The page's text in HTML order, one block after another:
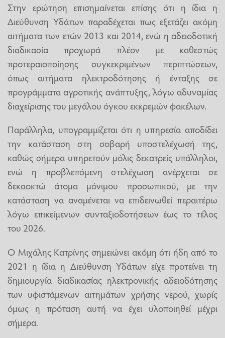
Στην ερώτηση επισημαίνεται επίσης ότι η ίδια η
Διεύθυνση Υδάτων παραδέχεται πως εξετάζει ακόμη
αιτήματα των ετών 2013 και 2014, ενώ η αδειοδοτική
διαδικασία προχωρά πλέον με καθεστώς
προτεραιοποίησης συγκεκριμένων περιπτώσεων,
όπως αιτήματα ηλεκτροδότησης ή ένταξης σε
προγράμματα αγροτικής ανάπτυξης, λόγω αδυναμίας
διαχείρισης του μεγάλου όγκου εκκρεμών φακέλων.
Παράλληλα, υπογραμμίζεται ότι η υπηρεσία αποδίδει
την κατάσταση στη σοβαρή υποστελέχωσή της,
καθώς σήμερα υπηρετούν μόλις δεκατρείς υπάλληλοι,
ενώ η προβλεπόμενη στελέχωση ανέρχεται σε
δεκαοκτώ άτομα μόνιμου προσωπικού, με την
κατάσταση να αναμένεται να επιδεινωθεί περαιτέρω
λόγω επικείμενων συνταξιοδοτήσεων έως το τέλος
του 2026.
Ο Μιχάλης Κατρίνης σημειώνει ακόμη ότι ήδη από το
2021 η ίδια η Διεύθυνση Υδάτων είχε προτείνει τη
δημιουργία διαδικασίας ηλεκτρονικής αδειοδότησης
των υφιστάμενων αιτημάτων χρήσης νερού, χωρίς
όμως η πρόταση αυτή να έχει υλοποιηθεί μέχρι
σήμερα.